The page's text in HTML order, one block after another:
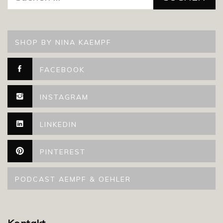
SHOP BY NINA KAEMPF
FACEBOOK
INSTAGRAM
LINKEDIN
PINTEREST
PODCAST AEMPF & OEHLER